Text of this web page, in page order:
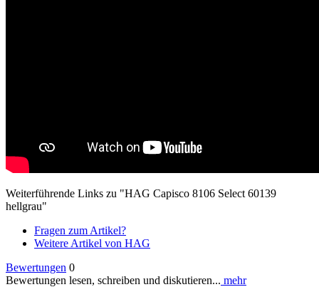
Weiterführende Links zu "HAG Capisco 8106 Select 60139
hellgrau"
Fragen zum Artikel?
Weitere Artikel von HAG
Bewertungen 0
Bewertungen lesen, schreiben und diskutieren... mehr